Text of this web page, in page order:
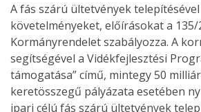
A fás szárú ültetvények
követelményeket, előírásokat a 135/
Kormányrendelet szabályozza. A
segítségével a Vidékfejlesztési
támogatása” című, mintegy 50
keretösszegű pályázata esetében
ipari célú fás szárú ültetvények